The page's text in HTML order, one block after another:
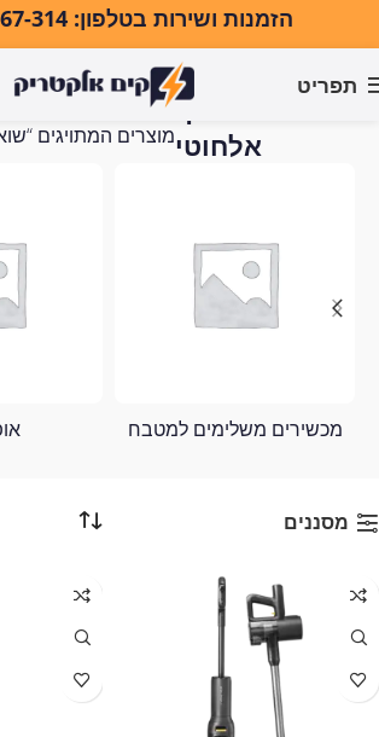
הזמנות ושירות בטלפון: 055-97-67-314
תפריט
שואב שוטף
אלחוטי
עמוד הבית
מוצרים המתויגים
מכשירים משלימים למטבח
מסננים